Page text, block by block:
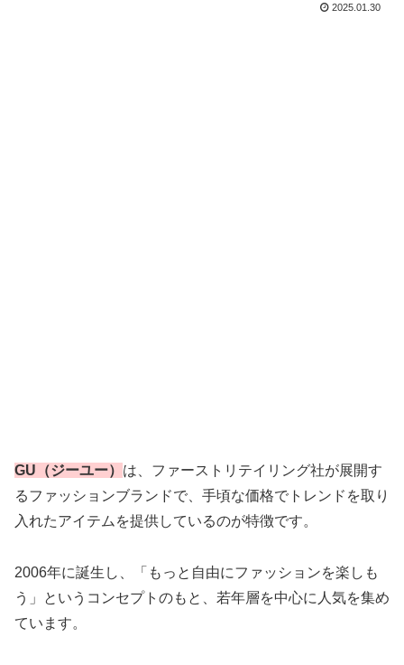
2025.01.30
GU（ジーユー） は、ファーストリテイリング社が展開す
るファッションブランドで、手頃な価格でトレンドを取り
入れたアイテムを提供しているのが特徴です。
2006年に誕生し、「もっと自由にファッションを楽しも
う」というコンセプトのもと、若年層を中心に人気を集め
ています。